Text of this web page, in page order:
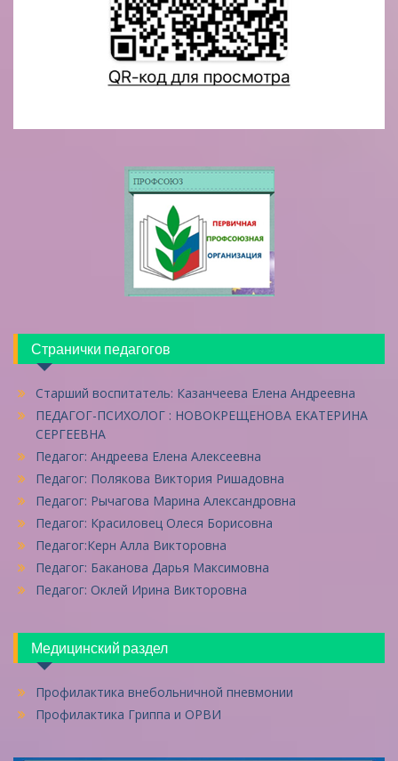
Странички педагогов
Старший воспитатель: Казанчеева Елена Андреевна
ПЕДАГОГ-ПСИХОЛОГ : НОВОКРЕЩЕНОВА ЕКАТЕРИНА
СЕРГЕЕВНА
Педагог: Андреева Елена Алексеевна
Педагог: Полякова Виктория Ришадовна
Педагог: Рычагова Марина Александровна
Педагог: Красиловец Олеся Борисовна
Педагог:Керн Алла Викторовна
Педагог: Баканова Дарья Максимовна
Педагог: Оклей Ирина Викторовна
Медицинский раздел
Профилактика внебольничной пневмонии
Профилактика Гриппа и ОРВИ